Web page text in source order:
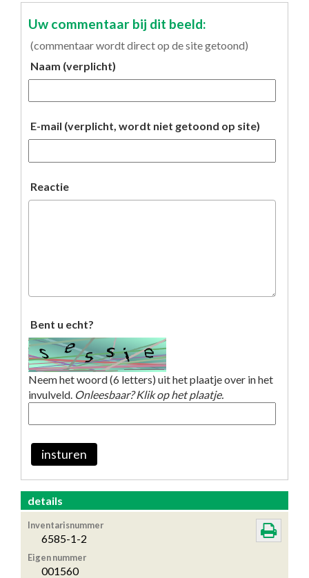
Uw commentaar bij dit beeld:
(commentaar wordt direct op de site getoond)
Naam (verplicht)
E-mail (verplicht, wordt niet getoond op site)
Reactie
Bent u echt?
Neem het woord (6 letters) uit het plaatje over in het
invulveld. Onleesbaar? Klik op het plaatje.
insturen
details
Inventarisnummer
6585-1-2
Eigen nummer
001560